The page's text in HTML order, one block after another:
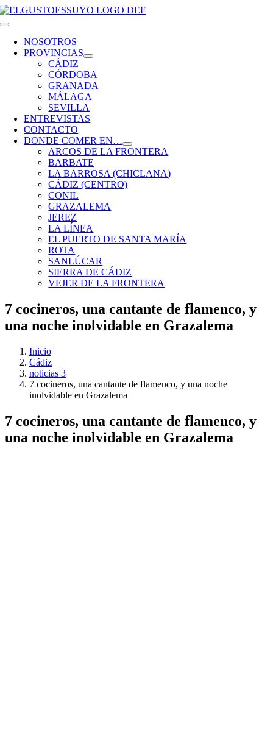
Saltar
al
Toggle
NavigationNOSOTROS
PROVINCIAS
CÁDIZ
CÓRDOBA
GRANADA
MÁLAGA
SEVILLA
ENTREVISTAS
CONTACTO
DONDE COMER EN…
ARCOS DE LA FRONTERA
BARBATE
LA BARROSA (CHICLANA)
CÁDIZ (CENTRO)
CONIL
GRAZALEMA
JEREZ
LA LÍNEA
EL PUERTO DE SANTA MARÍA
ROTA
SANLÚCAR
SIERRA DE CÁDIZ
VEJER DE LA FRONTERA
7 cocineros, una cantante de flamenco, y
una noche inolvidable en Grazalema
Inicio
Cádiz
noticias 3
7 cocineros, una cantante de flamenco, y una noche
inolvidable en Grazalema
7 cocineros, una cantante de flamenco, y
una noche inolvidable en Grazalema